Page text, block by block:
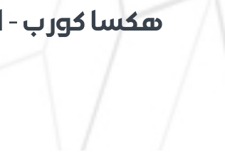
هكسا كورب -